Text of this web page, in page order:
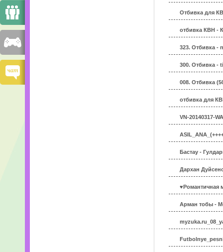
Отбивка для
отбивка КВН -
323. Отбивка -
300. Отбивка -
008. Отбивка
отбивка для
VN-20140317-
Бастау -
Дархан
♥Романтичная
Арман тобы -